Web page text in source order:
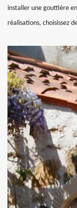
installer une gouttière
réalisations, choisissez